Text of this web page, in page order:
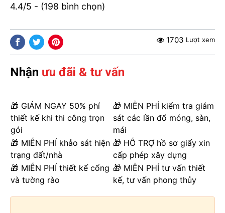
4.4/5 - (198 bình chọn)
1703 Lượt xem
Nhận ưu đãi & tư vấn
🎁 GIẢM NGAY 50% phí
thiết kế khi thi công trọn
gói
🎁 MIỄN PHÍ kiểm tra giám
sát các lần đổ móng, sàn,
mái
🎁 MIỄN PHÍ khảo sát hiện
trạng đất/nhà
🎁 HỖ TRỢ hồ sơ giấy xin
cấp phép xây dựng
🎁 MIỄN PHÍ thiết kế cổng
và tường rào
🎁 MIỄN PHÍ tư vấn thiết
kế, tư vấn phong thủy